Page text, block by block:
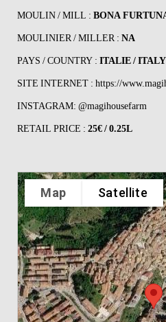
MOULIN / MILL : BONA
MOULINIER / MILLER : NA
PAYS / COUNTRY : ITALIE / ITALY
SITE INTERNET : https://
INSTAGRAM: @magihousefarm
RETAIL PRICE : 25€ / 0.25L
Map Satellite